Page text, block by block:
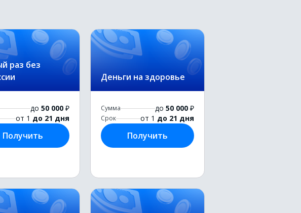
раз без
до 50 000 ₽
от 1 до 21 дня
Получить
Деньги на здоровье
Сумма до 50 000 ₽
Срок от 1 до 21 дня
Получить